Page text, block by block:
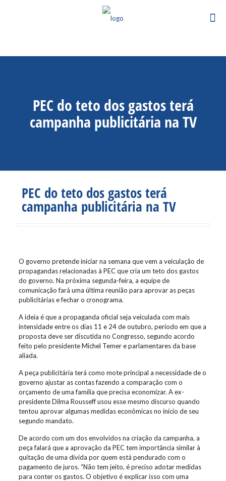
PEC do teto dos gastos terá
campanha publicitária na TV
PEC do teto dos gastos terá
campanha publicitária na TV
O governo pretende iniciar na semana que vem a veiculação de
propagandas relacionadas à PEC que cria um teto dos gastos
do governo. Na próxima segunda-feira, a equipe de
comunicação fará uma última reunião para aprovar as peças
publicitárias e fechar o cronograma.
A ideia é que a propaganda oficial seja veiculada com mais
intensidade entre os dias 11 e 24 de outubro, período em que a
proposta deve ser discutida no Congresso, segundo acordo
feito pelo presidente Michel Temer e parlamentares da base
aliada.
A peça publicitária terá como mote principal a necessidade de o
governo ajustar as contas fazendo a comparação com o
orçamento de uma família que precisa economizar. A ex-
presidente Dilma Rousseff usou esse mesmo discurso quando
tentou aprovar algumas medidas econômicas no início de seu
segundo mandato.
De acordo com um dos envolvidos na criação da campanha, a
peça falará que a aprovação da PEC tem importância similar à
quitação de uma dívida por quem está pendurado com o
pagamento de juros. “Não tem jeito, é preciso adotar medidas
para conter os gastos. O objetivo é explicar isso com uma